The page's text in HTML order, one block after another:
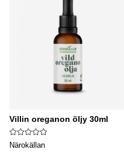
Villin oreganon öljy 30ml
Närokällan